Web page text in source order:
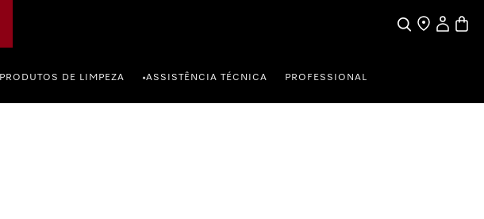
PesquisaEncontrar loja
A minha
PRODUTOS DE LIMPEZA •ASSISTÊNCIA TÉCNICA PROFESSIONAL